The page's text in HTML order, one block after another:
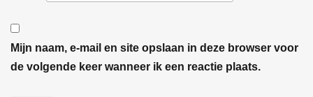
Mijn naam, e-mail en site opslaan in deze browser voor
de volgende keer wanneer ik een reactie plaats.